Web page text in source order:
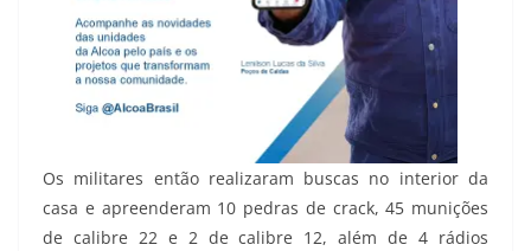
Os militares então realizaram buscas no interior da
casa e apreenderam 10 pedras de crack, 45 munições
de calibre 22 e 2 de calibre 12, além de 4 rádios